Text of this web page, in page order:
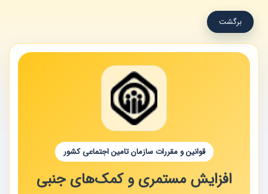
برگشت
قوانین و مقررات سازمان تامین اجتماعی کشور
افزایش مستمری و کمک‌های جنبی